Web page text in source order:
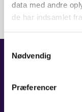
data med andre
de har indsamlet
Nødvendig
Præferencer
KONCERTER